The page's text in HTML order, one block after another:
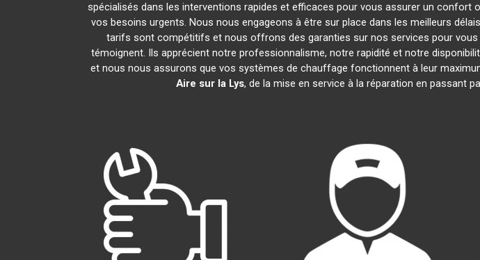
spécialisés dans les interventions rapides et efficaces pour vous assurer un
vos besoins urgents. Nous nous engageons à être sur place dans les meilleurs
tarifs sont compétitifs et nous offrons des garanties sur nos services pour
témoignent. Ils apprécient notre professionnalisme, notre rapidité et notre
et nous nous assurons que vos systèmes de chauffage fonctionnent à leur
Aire sur la Lys, de la mise en service à la réparation en passant